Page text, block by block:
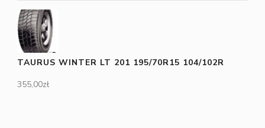
TAURUS WINTER LT 201 195/70R15 104/102R
355,00zł